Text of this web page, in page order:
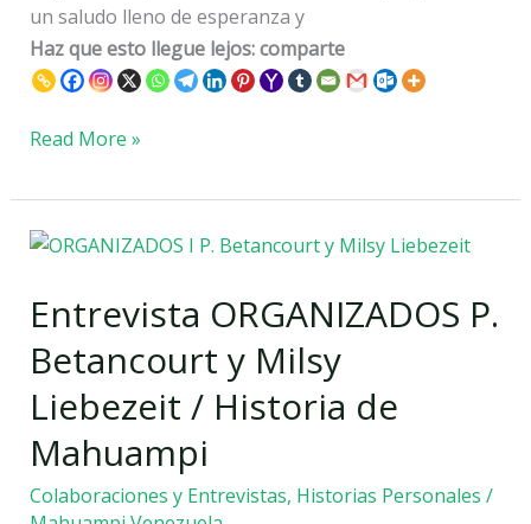
un saludo lleno de esperanza y
Haz que esto llegue lejos: comparte
Read More »
Entrevista ORGANIZADOS P.
Betancourt y Milsy
Liebezeit / Historia de
Mahuampi
Colaboraciones y Entrevistas, Historias Personales /
Entrevista
P.
y
Milsy
Liebezeit
/
Historia